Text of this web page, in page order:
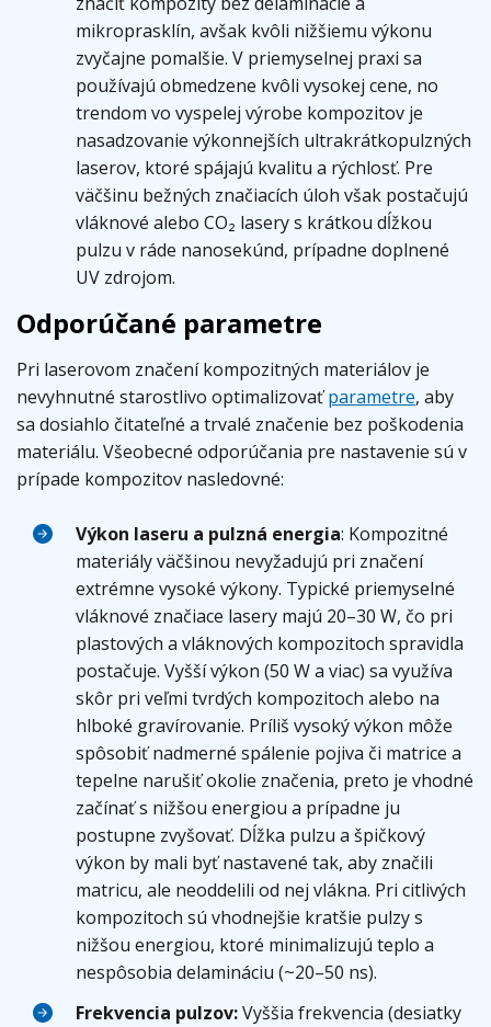
mikroprasklín, avšak kvôli nižšiemu výkonu
zvyčajne pomalšie. V priemyselnej praxi sa
používajú obmedzene kvôli vysokej cene, no
trendom vo vyspelej výrobe kompozitov je
nasadzovanie výkonnejších ultrakrátkopulzných
laserov, ktoré spájajú kvalitu a rýchlosť. Pre
väčšinu bežných značiacích úloh však postačujú
vláknové alebo CO₂ lasery s krátkou dĺžkou
pulzu v ráde nanosekúnd, prípadne doplnené
UV zdrojom.
Odporúčané parametre
Pri laserovom značení kompozitných materiálov je
nevyhnutné starostlivo optimalizovaťparametre, aby
sa dosiahlo čitateľné a trvalé značenie bez poškodenia
materiálu. Všeobecné odporúčania pre nastavenie sú v
prípade kompozitov nasledovné:
Výkon laseru a pulzná energia: Kompozitné
materiály väčšinou nevyžadujú pri značení
extrémne vysoké výkony. Typické priemyselné
vláknové značiace lasery majú 20–30 W, čo pri
plastových a vláknových kompozitoch spravidla
postačuje. Vyšší výkon (50 W a viac) sa využíva
skôr pri veľmi tvrdých kompozitoch alebo na
hlboké gravírovanie. Príliš vysoký výkon môže
spôsobiť nadmerné spálenie pojiva či matrice a
tepelne narušiť okolie značenia, preto je vhodné
začínať s nižšou energiou a prípadne ju
postupne zvyšovať. Dĺžka pulzu a špičkový
výkon by mali byť nastavené tak, aby značili
matricu, ale neoddelili od nej vlákna. Pri citlivých
kompozitoch sú vhodnejšie kratšie pulzy s
nižšou energiou, ktoré minimalizujú teplo a
nespôsobia delamináciu (~20–50 ns).
Frekvencia pulzov:Vyššia frekvencia (desiatky